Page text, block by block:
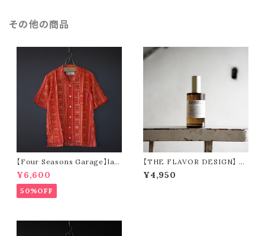
その他の商品
【Four Seasons Garage】lad
der stripe open collar s/s s
hirt (orange)
¥6,600
50%OFF
【THE FLAVOR DESIGN】 F
ABRIC MIST 全15種類
¥4,950